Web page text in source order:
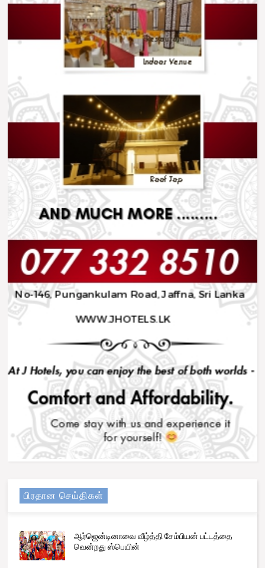
பிரதான செய்திகள்
ஆர்ஜென்டினாவை வீழ்த்தி சேம்பியன் பட்டத்தை
வென்றது ஸ்பெயின்